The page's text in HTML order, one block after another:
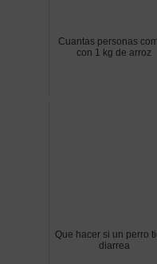
Cuantas personas
con 1 kg de arroz
Que hacer si un perro
diarrea